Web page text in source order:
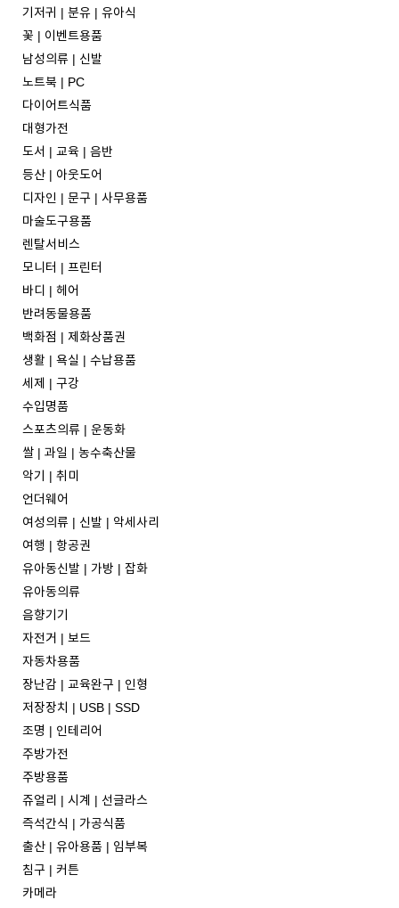
기저귀 | 분유 | 유아식
꽃 | 이벤트용품
남성의류 | 신발
노트북 | PC
다이어트식품
대형가전
도서 | 교육 | 음반
등산 | 아웃도어
디자인 | 문구 | 사무용품
마술도구용품
렌탈서비스
모니터 | 프린터
바디 | 헤어
반려동물용품
백화점 | 제화상품권
생활 | 욕실 | 수납용품
세제 | 구강
수입명품
스포츠의류 | 운동화
쌀 | 과일 | 농수축산물
악기 | 취미
언더웨어
여성의류 | 신발 | 악세사리
여행 | 항공권
유아동신발 | 가방 | 잡화
유아동의류
음향기기
자전거 | 보드
자동차용품
장난감 | 교육완구 | 인형
저장장치 | USB | SSD
조명 | 인테리어
주방가전
주방용품
쥬얼리 | 시계 | 선글라스
즉석간식 | 가공식품
출산 | 유아용품 | 임부복
침구 | 커튼
카메라